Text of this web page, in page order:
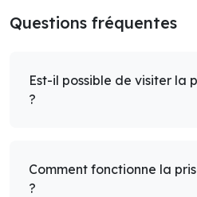
Questions fréquentes
Est-il possible de visiter la
?
Comment fonctionne la
?